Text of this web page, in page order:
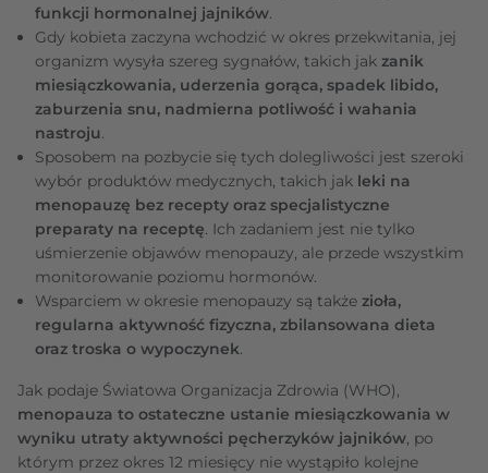
funkcji hormonalnej jajników.
Gdy kobieta zaczyna wchodzić w okres przekwitania, jej
organizm wysyła szereg sygnałów, takich jak zanik
miesiączkowania, uderzenia gorąca, spadek libido,
zaburzenia snu, nadmierna potliwość i wahania
nastroju.
Sposobem na pozbycie się tych dolegliwości jest szeroki
wybór produktów medycznych, takich jak leki na
menopauzę bez recepty oraz specjalistyczne
preparaty na receptę. Ich zadaniem jest nie tylko
uśmierzenie objawów menopauzy, ale przede wszystkim
monitorowanie poziomu hormonów.
Wsparciem w okresie menopauzy są także zioła,
regularna aktywność fizyczna, zbilansowana dieta
oraz troska o wypoczynek.
Jak podaje Światowa Organizacja Zdrowia (WHO),
menopauza to ostateczne ustanie miesiączkowania w
wyniku utraty aktywności pęcherzyków jajników, po
którym przez okres 12 miesięcy nie wystąpiło kolejne